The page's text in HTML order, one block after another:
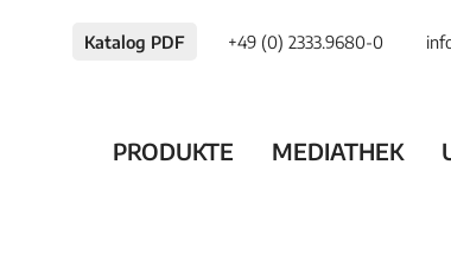
Katalog PDF +49 (0) 2333.9680-0
PRODUKTE MEDIATHEK